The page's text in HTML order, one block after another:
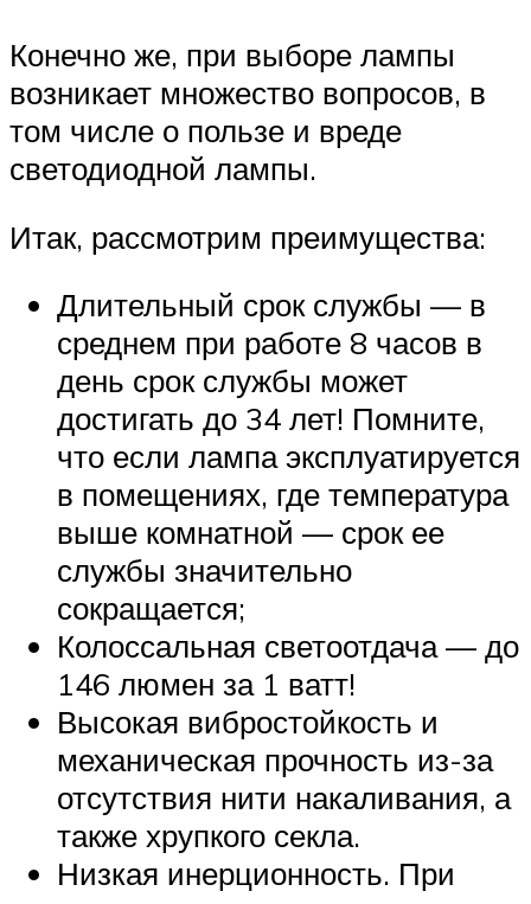
Конечно же, при выборе лампы
возникает множество вопросов, в
том числе о пользе и вреде
светодиодной лампы.
Итак, рассмотрим преимущества:
Длительный срок службы — в
среднем при работе 8 часов в
день срок службы может
достигать до 34 лет! Помните,
что если лампа эксплуатируется
в помещениях, где температура
выше комнатной — срок ее
службы значительно
сокращается;
Колоссальная светоотдача — до
146 люмен за 1 ватт!
Высокая вибростойкость и
механическая прочность из-за
отсутствия нити накаливания, а
также хрупкого секла.
Низкая инерционность. При